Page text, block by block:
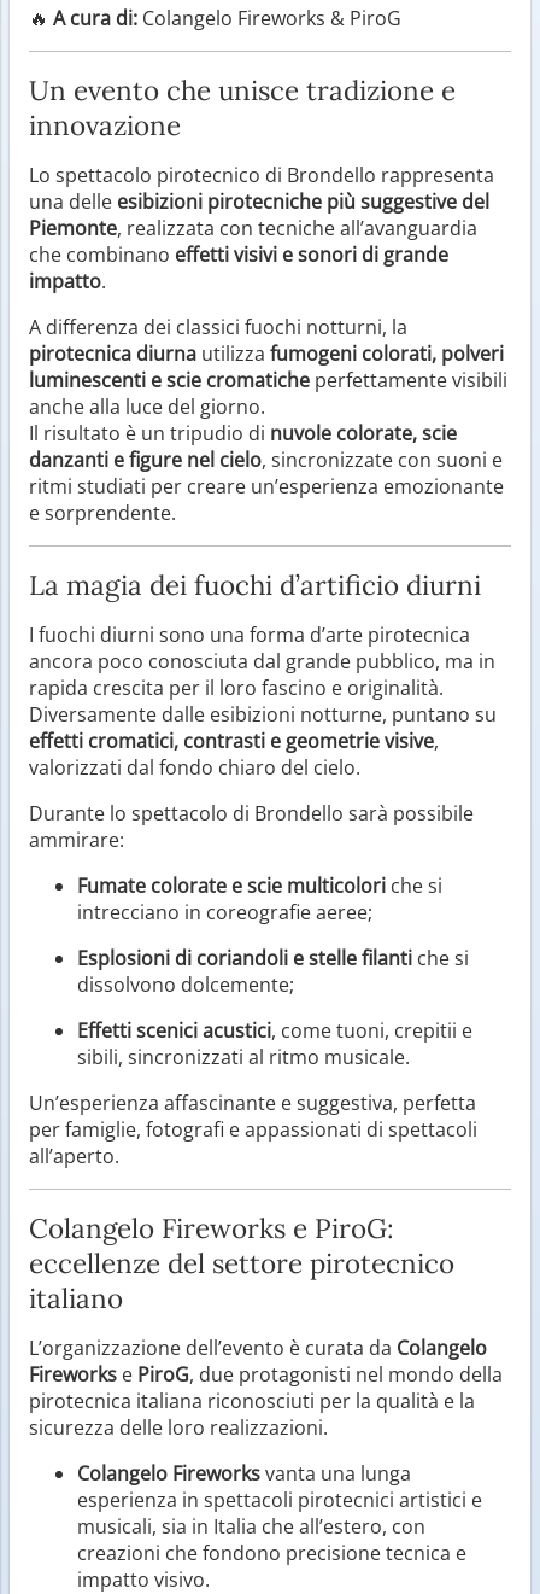
🔥 A cura di: Colangelo Fireworks & PiroG
Un evento che unisce tradizione e
innovazione
Lo spettacolo pirotecnico di Brondello rappresenta
una delle esibizioni pirotecniche più suggestive del
Piemonte, realizzata con tecniche all’avanguardia
che combinano effetti visivi e sonori di grande
impatto.
A differenza dei classici fuochi notturni, la
pirotecnica diurna utilizza fumogeni colorati, polveri
luminescenti e scie cromatiche perfettamente visibili
anche alla luce del giorno.
Il risultato è un tripudio di nuvole colorate, scie
danzanti e figure nel cielo, sincronizzate con suoni e
ritmi studiati per creare un’esperienza emozionante
e sorprendente.
La magia dei fuochi d’artificio diurni
I fuochi diurni sono una forma d’arte pirotecnica
ancora poco conosciuta dal grande pubblico, ma in
rapida crescita per il loro fascino e originalità.
Diversamente dalle esibizioni notturne, puntano su
effetti cromatici, contrasti e geometrie visive,
valorizzati dal fondo chiaro del cielo.
Durante lo spettacolo di Brondello sarà possibile
ammirare:
Fumate colorate e scie multicolori che si
intrecciano in coreografie aeree;
Esplosioni di coriandoli e stelle filanti che si
dissolvono dolcemente;
Effetti scenici acustici, come tuoni, crepitii e
sibili, sincronizzati al ritmo musicale.
Un’esperienza affascinante e suggestiva, perfetta
per famiglie, fotografi e appassionati di spettacoli
all’aperto.
Colangelo Fireworks e PiroG:
eccellenze del settore pirotecnico
italiano
L’organizzazione dell’evento è curata da Colangelo
Fireworks e PiroG, due protagonisti nel mondo della
pirotecnica italiana riconosciuti per la qualità e la
sicurezza delle loro realizzazioni.
Colangelo Fireworksvanta una lunga
esperienza in spettacoli pirotecnici artistici e
musicali, sia in Italia che all’estero, con
creazioni che fondono precisione tecnica e
impatto visivo.